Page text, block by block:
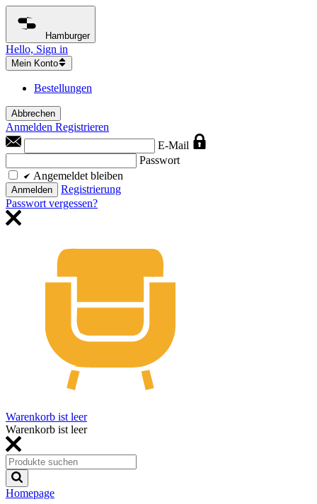
Hamburger
Hello, Sign in
Mein Konto
Bestellungen
Abbrechen
Anmelden Registrieren
E-Mail
Passwort
Angemeldet bleiben
Anmelden
Registrierung
Passwort vergessen?
Warenkorb ist leer
Warenkorb ist leer
Homepage